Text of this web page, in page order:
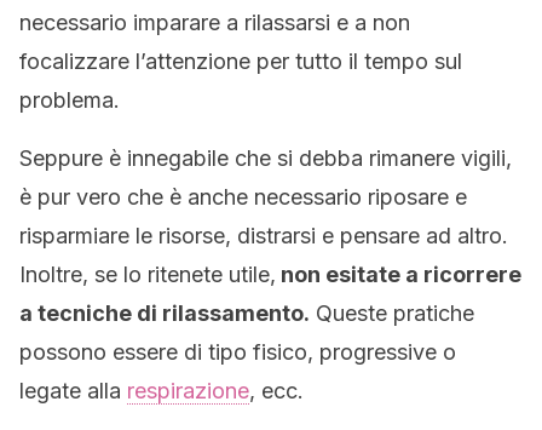
necessario imparare a rilassarsi e a non
focalizzare l’attenzione per tutto il tempo sul
problema.
Seppure è innegabile che si debba rimanere vigili,
è pur vero che è anche necessario riposare e
risparmiare le risorse, distrarsi e pensare ad altro.
Inoltre, se lo ritenete utile, non esitate a ricorrere
a tecniche di rilassamento. Queste pratiche
possono essere di tipo fisico, progressive o
legate alla respirazione, ecc.